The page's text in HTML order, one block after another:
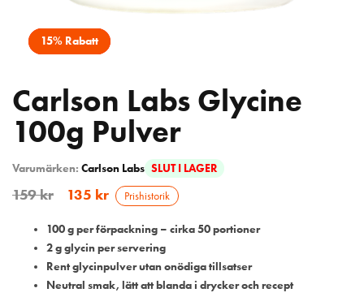
15% Rabatt
Carlson Labs Glycine
100g Pulver
Varumärken: Carlson Labs SLUT I LAGER
159kr 135 kr Prishistorik
100 g per förpackning – cirka 50 portioner
2 g glycin per servering
Rent glycinpulver utan onödiga tillsatser
Neutral smak, lätt att blanda i drycker och recept